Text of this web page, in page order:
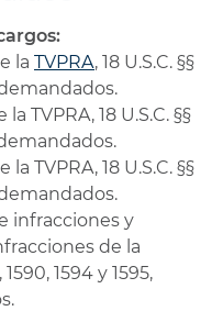
la TVPRA, 18 U.S.C. §§
TVPRA, 18 U.S.C. §§
TVPRA, 18 U.S.C. §§
infracciones y
de la
1590, 1594 y 1595,